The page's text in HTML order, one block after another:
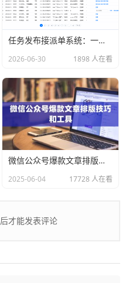
任务发布接派单系统：一站式任务发布、接单、派单、交付、结算平台
2026-06-30 1898 人在看
微信公众号爆款文章排版技巧和工具
2025-06-04 17728 人在看
后才能发表评论